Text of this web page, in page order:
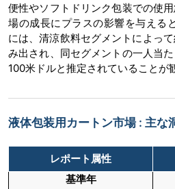
便性やソフトドリンク包装での使
場の成長にプラスの影響を与える
には、清涼飲料セグメントによっ
み出され、同セグメントの一人当
100米ドルと推定されていることが
液体包装用カートン市場 : 主な
レポート属性
基準年